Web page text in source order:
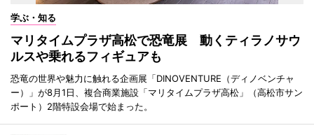
学ぶ・知る
マリタイムプラザ高松で恐竜展 動くティラノサウ
ルスや乗れるフィギュアも
恐竜の世界や魅力に触れる企画展「DINOVENTURE（ディノベンチャ
ー）」が8月1日、複合商業施設「マリタイムプラザ高松」（高松市サン
ポート）2階特設会場で始まった。